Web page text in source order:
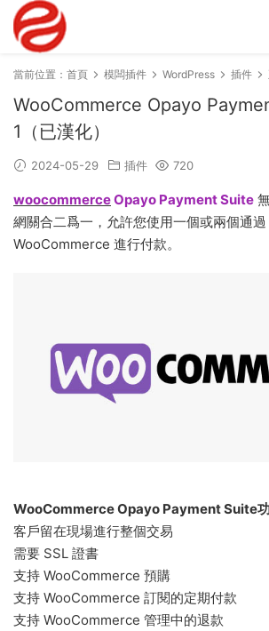
當前位置： 首頁 模闆插件 WordPress 插件
WooCommerce Opayo
1（已漢化）
2024-05-29 插件 720
woocommerceOpayo Payment Suite
網關合二爲一，允許您使用一個或兩個通
WooCommerce 進行付款。
WooCommerce Opayo Payment Suite功
客戶留在現場進行整個交易
需要 SSL 證書
支持 WooCommerce 預購
支持 WooCommerce 訂閱的定期付款
支持 WooCommerce 管理中的退款